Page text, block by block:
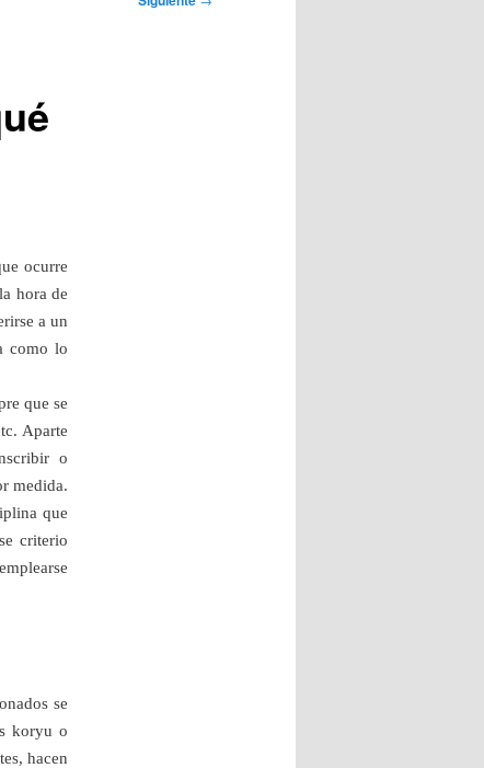
ocurre
hora de
a un
como lo
que se
Aparte
o
medida.
que
criterio
se
koryu o
hacen